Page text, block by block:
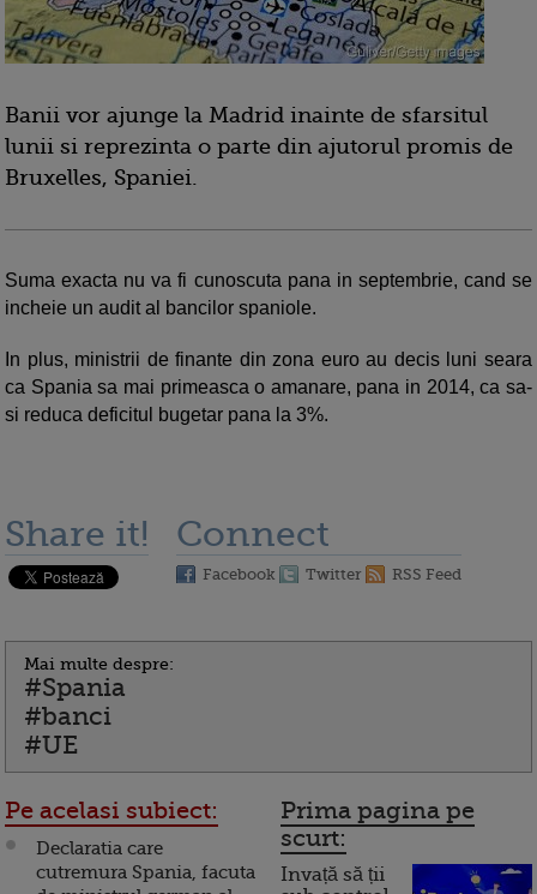
Banii vor ajunge la Madrid inainte de sfarsitul
lunii si reprezinta o parte din ajutorul promis de
Bruxelles, Spaniei.
Suma exacta nu va fi cunoscuta pana in septembrie, cand se
incheie un audit al bancilor spaniole.
In plus, ministrii de finante din zona euro au decis luni seara
ca Spania sa mai primeasca o amanare, pana in 2014, ca sa-
si reduca deficitul bugetar pana la 3%.
Share it! Connect
Facebook Twitter RSS Feed
Mai multe despre:
#Spania
#banci
#UE
Pe acelasi subiect:
Declaratia care
cutremura Spania, facuta
Prima pagina pe
scurt:
Invață să ții